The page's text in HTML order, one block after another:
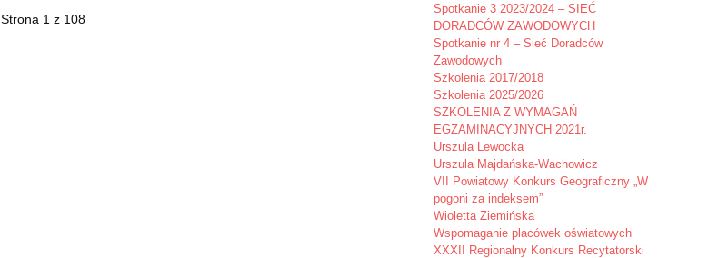
Strona 1 z 108
Spotkanie 3 2023/2024 – SIEĆ
DORADCÓW ZAWODOWYCH
Spotkanie nr 4 – Sieć Doradców
Zawodowych
Szkolenia 2017/2018
Szkolenia 2025/2026
SZKOLENIA Z WYMAGAŃ
EGZAMINACYJNYCH 2021r.
Urszula Lewocka
Urszula Majdańska-Wachowicz
VII Powiatowy Konkurs Geograficzny „W
pogoni za indeksem”
Wioletta Ziemińska
Wspomaganie placówek oświatowych
XXXII Regionalny Konkurs Recytatorski